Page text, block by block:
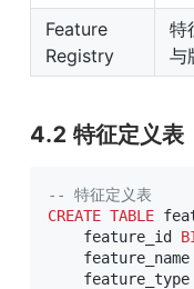
Feature
Registry
特
与
4.2 特征定义表
-- 特征定义表
CREATE TABLE
    feature_id
    feature_name
    feature_type